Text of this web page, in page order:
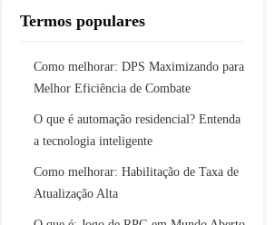
Termos populares
Como melhorar: DPS Maximizando para
Melhor Eficiência de Combate
O que é automação residencial? Entenda
a tecnologia inteligente
Como melhorar: Habilitação de Taxa de
Atualização Alta